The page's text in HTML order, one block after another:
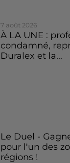
7 août 2026
À LA UNE :
condamné,
Duralex et la...
Le Duel -
pour l'un des
régions !